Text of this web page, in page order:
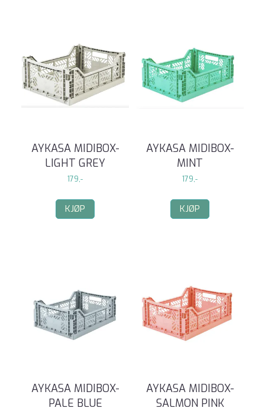
AYKASA MIDIBOX-
LIGHT GREY
179,-
KJØP
AYKASA MIDIBOX-
MINT
179,-
KJØP
AYKASA MIDIBOX-
PALE BLUE
AYKASA MIDIBOX-
SALMON PINK